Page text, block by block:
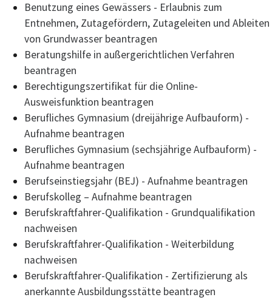
Benutzung eines Gewässers - Erlaubnis zum
Entnehmen, Zutagefördern, Zutageleiten und Ableiten
von Grundwasser beantragen
Beratungshilfe in außergerichtlichen Verfahren
beantragen
Berechtigungszertifikat für die Online-
Ausweisfunktion beantragen
Berufliches Gymnasium (dreijährige Aufbauform) -
Aufnahme beantragen
Berufliches Gymnasium (sechsjährige Aufbauform) -
Aufnahme beantragen
Berufseinstiegsjahr (BEJ) - Aufnahme beantragen
Berufskolleg – Aufnahme beantragen
Berufskraftfahrer-Qualifikation - Grundqualifikation
nachweisen
Berufskraftfahrer-Qualifikation - Weiterbildung
nachweisen
Berufskraftfahrer-Qualifikation - Zertifizierung als
anerkannte Ausbildungsstätte beantragen